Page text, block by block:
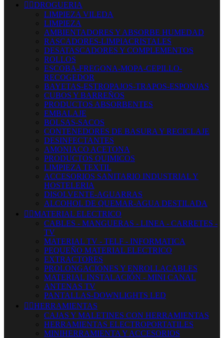
 DROGUERIA
LIMPIEZA VILEDA
LIMPIEZA
AMBIENTADORES Y ABSORBE HUMEDAD
RASCADORES-LIMPIACRISTALES
DESATASCADORES Y COMPLEMENTOS
ROLLOS
ESCOBA-FREGONA-MOPA-CEPILLO-
RECOGEDOR
BAYETAS-ESTROPAJOS-TRAPOS-ESPONJAS
CUBOS Y BARREÑOS
PRODUCTOS ABSORBENTES
EMBALAJE
BOLSAS-SACOS
CONTENEDORES DE BASURA Y RECICLAJE
DESINFECTANTES
AMONIACO ACETONA
PRODUCTOS QUIMICOS
LIMPIEZA TEXTIL
ACCESORIOS SANITARIO INDUSTRIAL Y
HOSTELERIA
DISOLVENTE-AGUARRAS
ALCOHOL DE QUEMAR-AGUA DESTILADA
 MATERIAL ELECTRICO
CABLES - MANGUERAS - LINEA - CARRETES -
TV
MATERIAL TV - TELF - INFORMATICA
PEQUEÑO MATERIAL ELECTRICO
EXTRACTORES
PROLONGACIONES Y ENROLLACABLES
MATERIAL INSTALACIÓN - MINI CANAL
ANTENAS TV
PANTALLAS-DOWNLIGHTS LED
 HERRAMIENTAS
CAJAS Y MALETINES CON HERRAMIENTAS
HERRAMIENTAS ELECTROPORTATILES
MINIHERRAMIENTA Y ACCESORIOS